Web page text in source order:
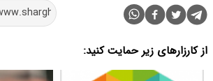
از کارزارهای زیر حمایت کنید: